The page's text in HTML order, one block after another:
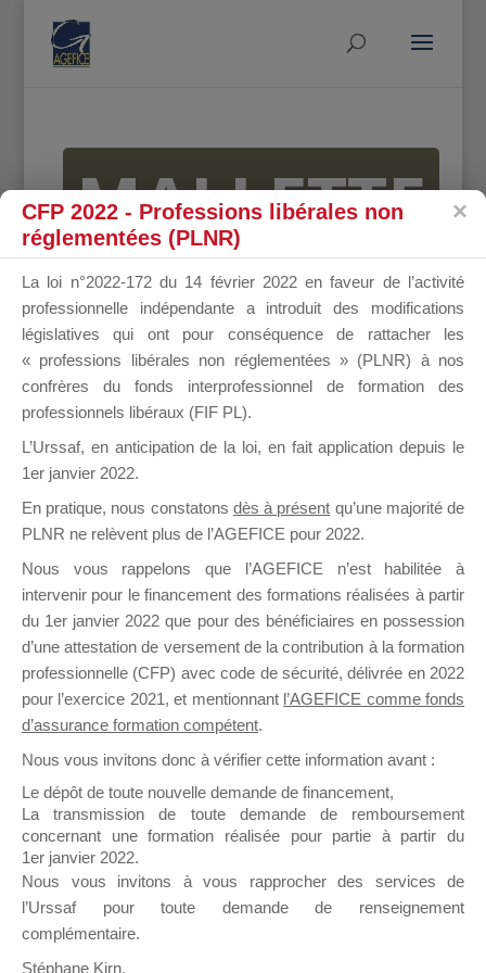
MALLETTE
DU
DIRIGEANT
il y a un mois
Ce groupe est destiné aux Organismes de
Formation qui souhaitent répondre à l’Appel à
Propositions Mallette du Dirigeant.
Ce groupe propose un forum dédié au support
sur lequel il est possible de laisser un message
ou poser une question.
NB : Il est nécessaire d’être
pouvoir rejoindre ce groupe
CFP 2022 - Professions libérales non
réglementées (PLNR)
La loi n°2022-172 du 14 février 2022 en faveur de l’activité
professionnelle indépendante a introduit des modifications
législatives qui ont pour conséquence de rattacher les
« professions libérales non réglementées » (PLNR) à nos
confrères du fonds interprofessionnel de formation des
professionnels libéraux (FIF PL).
L’Urssaf, en anticipation de la loi, en fait application depuis le
1er janvier 2022.
En pratique, nous constatons dès à présent qu’une majorité de
PLNR ne relèvent plus de l’AGEFICE pour 2022.
Nous vous rappelons que l’AGEFICE n’est habilitée à
intervenir pour le financement des formations réalisées à partir
du 1er janvier 2022 que pour des bénéficiaires en possession
d’une attestation de versement de la contribution à la formation
professionnelle (CFP) avec code de sécurité, délivrée en 2022
pour l’exercice 2021, et mentionnant l’AGEFICE comme fonds
d’assurance formation compétent.
Nous vous invitons donc à vérifier cette information avant :
Le dépôt de toute nouvelle demande de financement,
La transmission de toute demande de remboursement
concernant une formation réalisée pour partie à partir du
1er janvier 2022.
Nous vous invitons à vous rapprocher des services de
l’Urssaf pour toute demande de renseignement
complémentaire.
Stéphane Kirn,